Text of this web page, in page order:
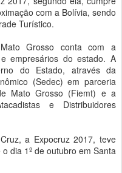
com a Bolívia, sendo
Turístico.
Grosso conta com a
empresários do estado. A
do Estado, através da
(Sedec) em parceria
Mato Grosso (Fiemt) e a
e Distribuidores
a Expocruz 2017, teve
dia 1º de outubro em Santa